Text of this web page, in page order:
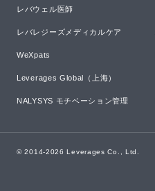
レバウェル医師
レバレジーズメディカルケア
WeXpats
Leverages Global（上海）
NALYSYS モチベーション管理
© 2014-2026 Leverages Co., Ltd.